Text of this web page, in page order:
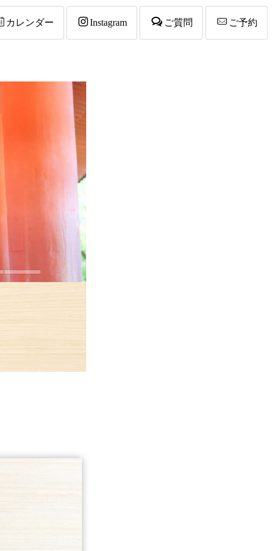
カレンダー Instagram ご質問 ご予約